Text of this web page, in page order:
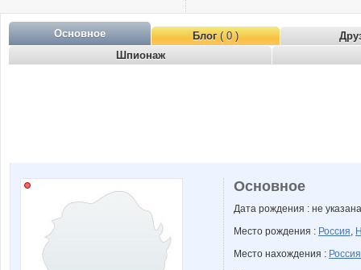
Основное Блог( 0 )
Шпионаж
Основное
Дата рождения : не указана
Место рождения : Россия,
Место нахождения : Россия